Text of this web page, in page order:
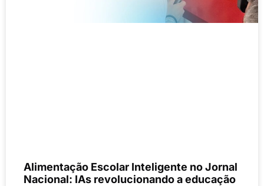
Alimentação Escolar Inteligente no Jornal
Nacional: IAs revolucionando a educação